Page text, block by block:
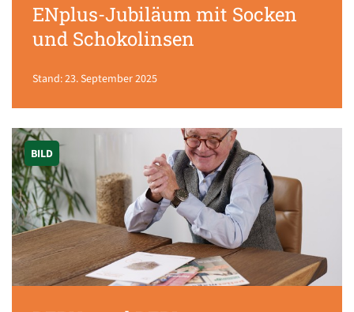
ENplus-Jubiläum mit Socken
und Schokolinsen
Stand: 23. September 2025
BILD